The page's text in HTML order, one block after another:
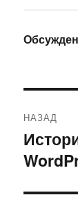
по
НАЗАД
запись: